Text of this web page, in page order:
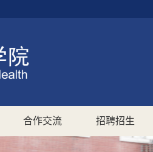
合作交流 招聘招生